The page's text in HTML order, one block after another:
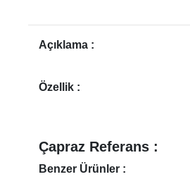
Açıklama :
Özellik :
Çapraz Referans :
Benzer Ürünler :